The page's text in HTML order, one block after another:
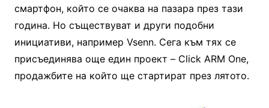
смартфон, който се очаква на пазара през тази
година. Но съществуват и други подобни
инициативи, например Vsenn. Сега към тях се
присъединява още един проект – Click ARM One,
продажбите на който ще стартират през лятото.